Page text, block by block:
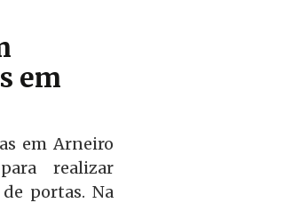
em
em Arneiro
realizar
portas. Na